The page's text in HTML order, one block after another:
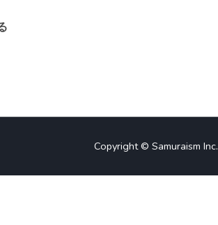
Copyright © Samuraism Inc.